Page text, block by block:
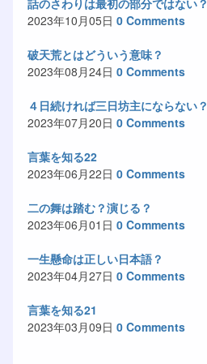
2023年10月05日 0 Comments
破天荒とはどういう意味？
2023年08月24日 0 Comments
４日続ければ三日坊主にならない？
2023年07月20日 0 Comments
言葉を知る22
2023年06月22日 0 Comments
二の舞は踏む？演じる？
2023年06月01日 0 Comments
一生懸命は正しい日本語？
2023年04月27日 0 Comments
言葉を知る21
2023年03月09日 0 Comments